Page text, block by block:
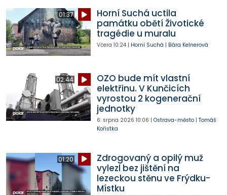
01:37
Horní Suchá uctila
památku obětí Životické
tragédie u muralu
Včera 10:24| Horní Suchá | Bára Kelnerová
02:44
OZO bude mít vlastní
elektřinu. V Kunčicích
vyrostou 2 kogenerační
jednotky
6. srpna 2026 10:06 | Ostrava-město| Tomáš
Kořistka
01:20
Zdrogovaný a opilý muž
vylezl bez jištění na
lezeckou stěnu ve Frýdku-
Místku